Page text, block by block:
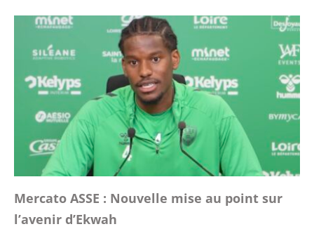
Mercato ASSE : Nouvelle mise au point sur
l’avenir d’Ekwah